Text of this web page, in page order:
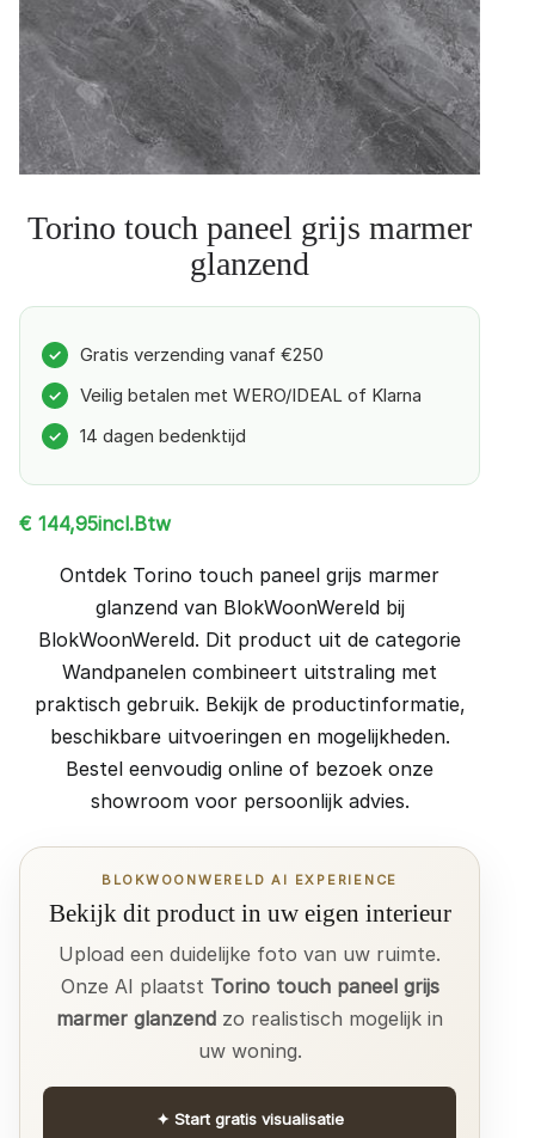
Torino touch paneel grijs marmer
glanzend
✓ Gratis verzending vanaf €250
✓ Veilig betalen met WERO/IDEAL of Klarna
✓ 14 dagen bedenktijd
€ 144,95incl.Btw
Ontdek Torino touch paneel grijs marmer
glanzend van BlokWoonWereld bij
BlokWoonWereld. Dit product uit de categorie
Wandpanelen combineert uitstraling met
praktisch gebruik. Bekijk de productinformatie,
beschikbare uitvoeringen en mogelijkheden.
Bestel eenvoudig online of bezoek onze
showroom voor persoonlijk advies.
BLOKWOONWERELD AI EXPERIENCE
Bekijk dit product in uw eigen interieur
Upload een duidelijke foto van uw ruimte.
Onze AI plaatst Torino touch paneel grijs
marmer glanzend zo realistisch mogelijk in
uw woning.
✦ Start gratis visualisatie